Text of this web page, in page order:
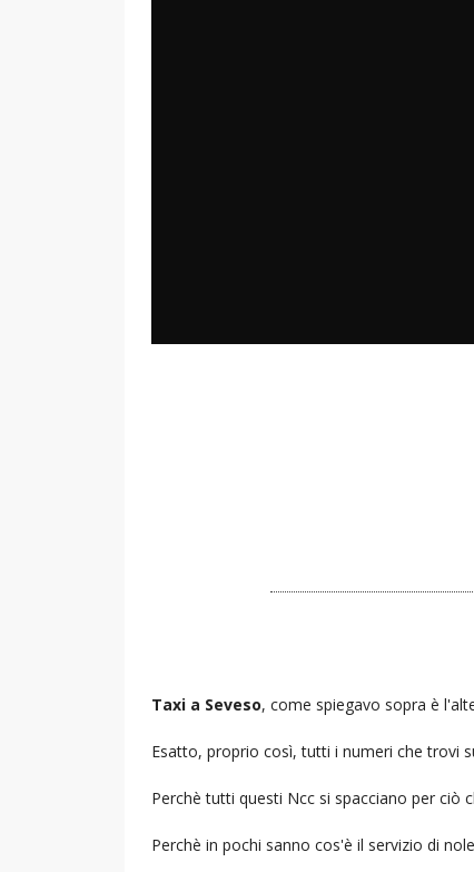
Taxi a Seveso, come spiegavo sopra è
Esatto, proprio così, tutti i numeri che trovi
Perchè tutti questi Ncc si spacciano per ciò
Perchè in pochi sanno cos'è il servizio di